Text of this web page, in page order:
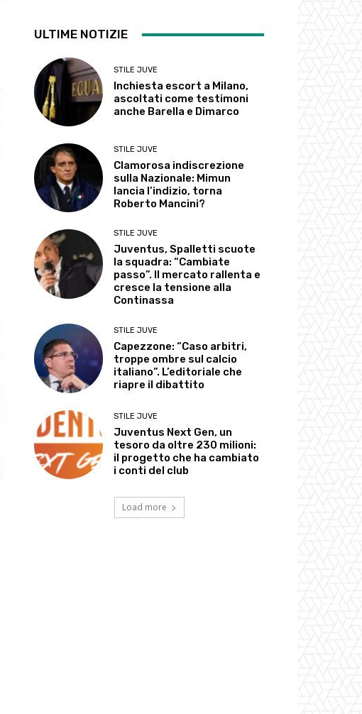
ULTIME NOTIZIE
STILE JUVE
Inchiesta escort a Milano,
ascoltati come testimoni
anche Barella e Dimarco
STILE JUVE
Clamorosa indiscrezione
sulla Nazionale: Mimun
lancia l’indizio, torna
Roberto Mancini?
STILE JUVE
Juventus, Spalletti scuote
la squadra: “Cambiate
passo”. Il mercato rallenta e
cresce la tensione alla
Continassa
STILE JUVE
Capezzone: “Caso arbitri,
troppe ombre sul calcio
italiano”. L’editoriale che
riapre il dibattito
STILE JUVE
Juventus Next Gen, un
tesoro da oltre 230 milioni:
il progetto che ha cambiato
i conti del club
Load more